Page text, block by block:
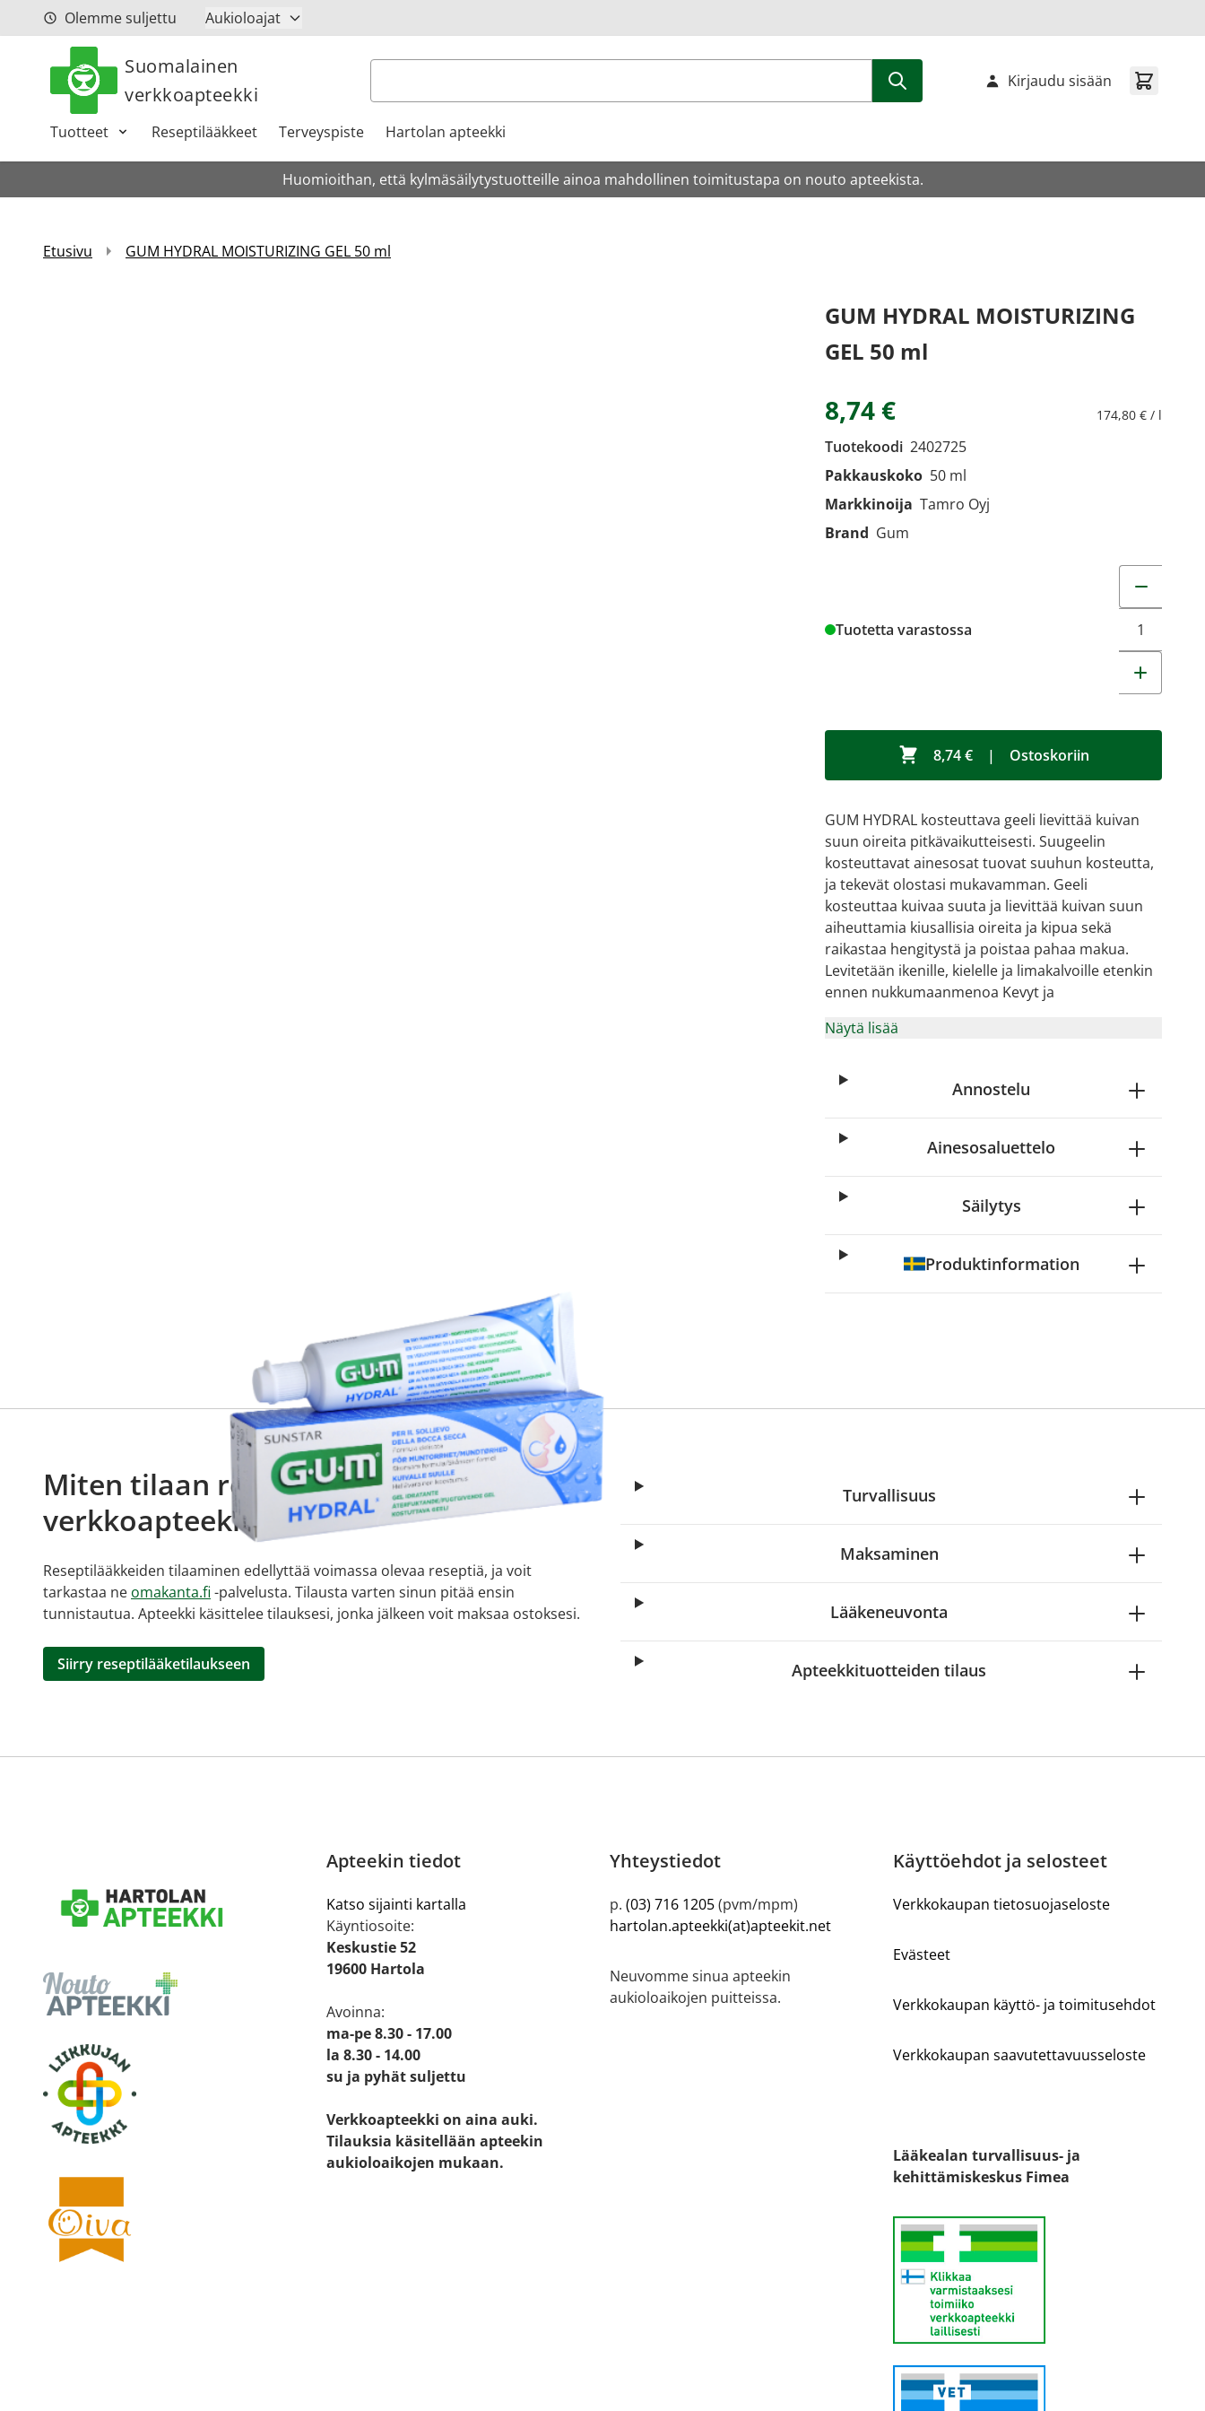
Siirry sisältöönOlemme suljettu Aukioloajat
Suomalainen
verkkoapteekki
Haku
Tuotteet Reseptilääkkeet Terveyspiste Hartolan apteekki
Kirjaudu sisään
Huomioithan, että kylmäsäilytystuotteille ainoa mahdollinen toimitustapa on nouto apteekista.
Etusivu GUM HYDRAL MOISTURIZING GEL 50 ml
GUM HYDRAL MOISTURIZING
GEL 50 ml
8,74 € 174,80 € / l
Tuotekoodi 2402725
Pakkauskoko 50 ml
Markkinoija Tamro Oyj
Brand Gum
Tuotetta varastossa
8,74 € | Ostoskoriin
GUM HYDRAL kosteuttava geeli lievittää kuivan
suun oireita pitkävaikutteisesti. Suugeelin
kosteuttavat ainesosat tuovat suuhun kosteutta,
ja tekevät olostasi mukavamman. Geeli
kosteuttaa kuivaa suuta ja lievittää kuivan suun
aiheuttamia kiusallisia oireita ja kipua sekä
raikastaa hengitystä ja poistaa pahaa makua.
Levitetään ikenille, kielelle ja limakalvoille etenkin
ennen nukkumaanmenoa Kevyt ja
Näytä lisää
Annostelu
Ainesosaluettelo
Säilytys
Produktinformation
Miten tilaan reseptilääkkeitä
verkkoapteekista?
Reseptilääkkeiden tilaaminen edellyttää voimassa olevaa reseptiä, ja voit
tarkastaa ne omakanta.fi -palvelusta. Tilausta varten sinun pitää ensin
tunnistautua. Apteekki käsittelee tilauksesi, jonka jälkeen voit maksaa ostoksesi.
Siirry reseptilääketilaukseen
Turvallisuus
Maksaminen
Lääkeneuvonta
Apteekkituotteiden tilaus
Apteekin tiedot
Katso sijainti kartalla
Käyntiosoite:
Keskustie 52
19600 Hartola
Avoinna:
ma-pe 8.30 - 17.00
la 8.30 - 14.00
su ja pyhät suljettu
Verkkoapteekki on aina auki.
Tilauksia käsitellään apteekin
aukioloaikojen mukaan.
Yhteystiedot
p. (03) 716 1205(pvm/mpm)
hartolan.apteekki(at)apteekit.net
Neuvomme sinua apteekin
aukioloaikojen puitteissa.
Käyttöehdot ja selosteet
Verkkokaupan tietosuojaseloste
Evästeet
Verkkokaupan käyttö- ja toimitusehdot
Verkkokaupan saavutettavuusseloste
Lääkealan turvallisuus- ja
kehittämiskeskus Fimea